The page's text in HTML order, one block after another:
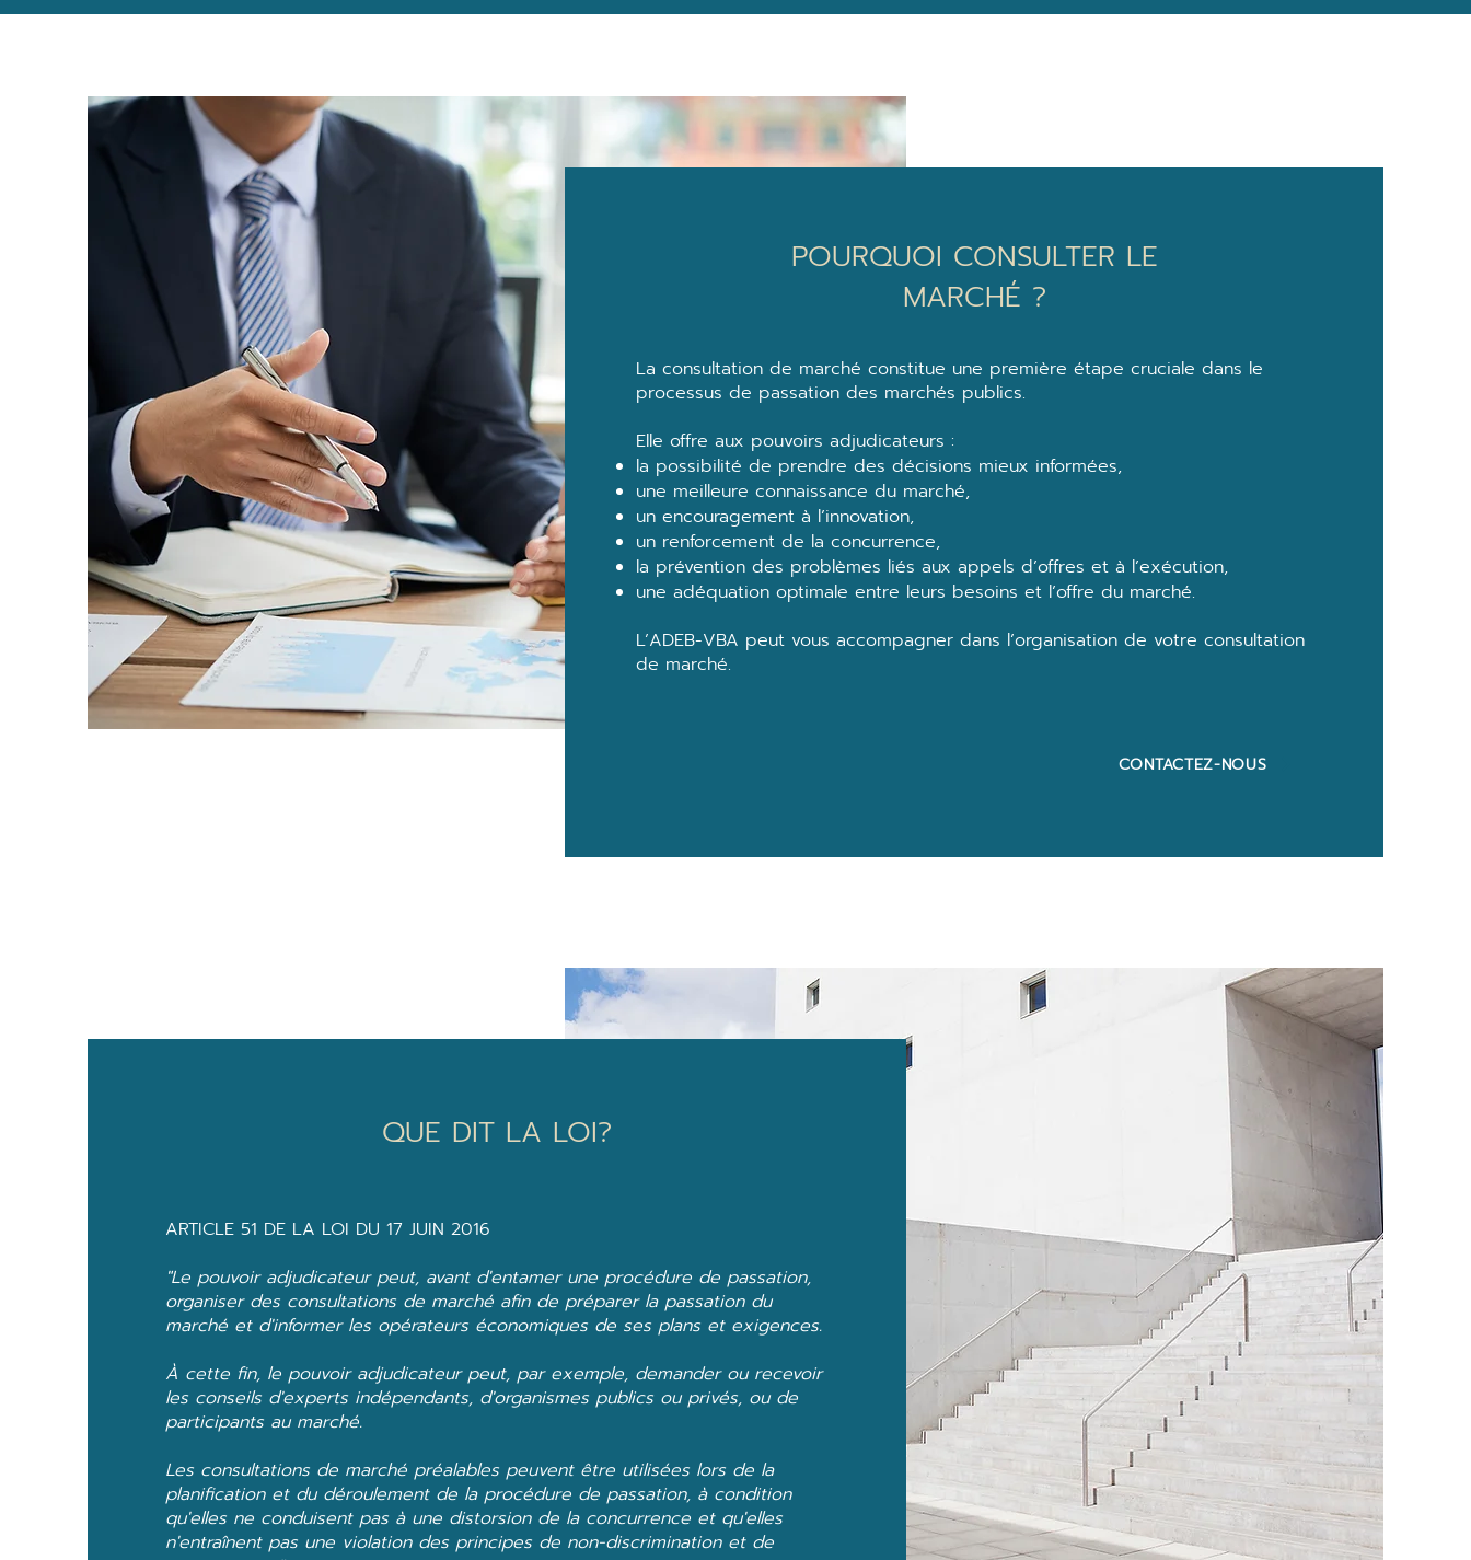
POURQUOI CONSULTER LE
MARCHÉ ?
La consultation de marché constitue une première étape cruciale dans le
processus de passation des marchés publics.
Elle offre aux pouvoirs adjudicateurs :
la possibilité de prendre des décisions mieux informées,
une meilleure connaissance du marché,
un encouragement à l’innovation,
un renforcement de la concurrence,
la prévention des problèmes liés aux appels d’offres et à l’exécution,
une adéquation optimale entre leurs besoins et l’offre du marché.
L’ADEB-VBA peut vous accompagner dans l’organisation de votre consultation
de marché.
CONTACTEZ-NOUS
QUE DIT LA LOI?
ARTICLE 51 DE LA LOI DU 17 JUIN 2016
"Le pouvoir adjudicateur peut, avant d'entamer une procédure de passation,
organiser des consultations de marché afin de préparer la passation du
marché et d'informer les opérateurs économiques de ses plans et exigences.
À cette fin, le pouvoir adjudicateur peut, par exemple, demander ou recevoir
les conseils d'experts indépendants, d'organismes publics ou privés, ou de
participants au marché.
Les consultations de marché préalables peuvent être utilisées lors de la
planification et du déroulement de la procédure de passation, à condition
qu'elles ne conduisent pas à une distorsion de la concurrence et qu'elles
n'entraînent pas une violation des principes de non-discrimination et de